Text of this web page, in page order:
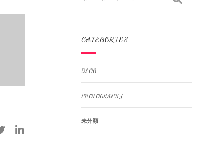
CATEGORIES
BLOG
PHOTOGRAPHY
未分類